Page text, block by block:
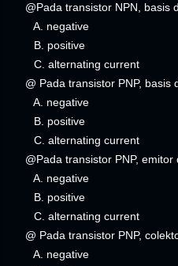
@Pada transistor NPN, basis
A. negative D.
B. positive E.
C. alternating current
@ Pada transistor PNP, basis
A. negative D.
B. positive E.
C. alternating current
@Pada transistor PNP,
A. negative D.
B. positive E.
C. alternating current
@ Pada transistor PNP,
A. negative D.